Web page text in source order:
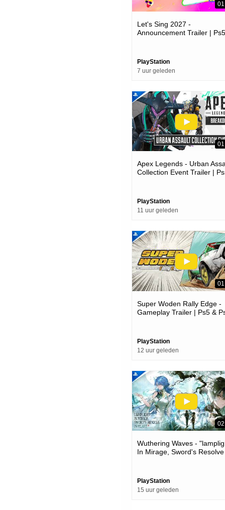
Let's Sing 2027 -
Announcement Trailer | Ps5
PlayStation
7 uur geleden
Apex Legends - Urban
Collection Event Trailer |
PlayStation
11 uur geleden
Super Woden Rally Edge -
Gameplay Trailer | Ps5 &
PlayStation
12 uur geleden
Wuthering Waves -
In Mirage, Sword's
PlayStation
15 uur geleden